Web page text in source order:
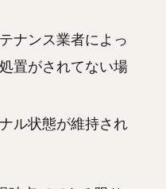
ナンス業者によっ
置がされてない場
ル状態が維持され